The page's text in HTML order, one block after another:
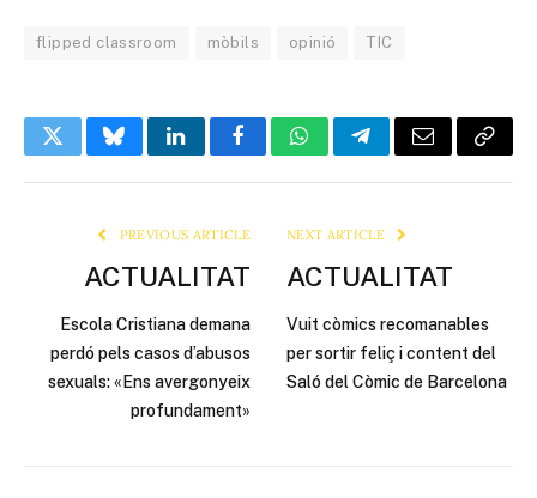
flipped classroom mòbils opinió TIC
TwitterBlueskyLinkedInFacebookWhatsAppTelegramEmail Copy
PREVIOUS ARTICLE
ACTUALITAT
Escola Cristiana demana
perdó pels casos d’abusos
sexuals: «Ens avergonyeix
profundament»
NEXT ARTICLE
ACTUALITAT
Vuit còmics recomanables
per sortir feliç i content del
Saló del Còmic de Barcelona